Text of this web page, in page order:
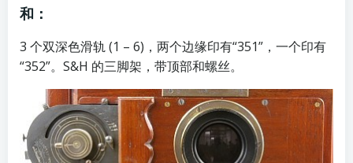
和：
3 个双深色滑轨 (1 – 6)，两个边缘印有“351”，一个印有
“352”。S&H 的三脚架，带顶部和螺丝。